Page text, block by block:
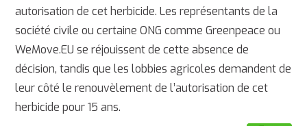
autorisation de cet herbicide. Les représentants de la
société civile ou certaine ONG comme Greenpeace ou
WeMove.EU se réjouissent de cette absence de
décision, tandis que les lobbies agricoles demandent de
leur côté le renouvèlement de l’autorisation de cet
herbicide pour 15 ans.